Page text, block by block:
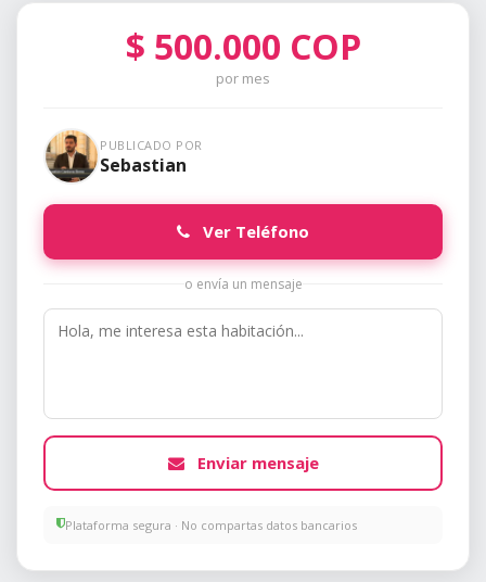
$ 500.000 COP
por mes
PUBLICADO POR
Sebastian
Ver Teléfono
o envía un mensaje
Enviar mensaje
Plataforma segura · No compartas datos bancarios